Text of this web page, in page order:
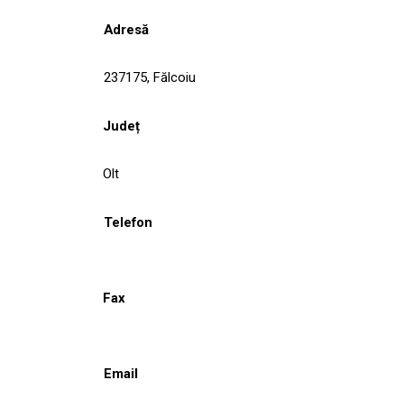
Adresă
237175, Fălcoiu
Județ
Olt
Telefon
Fax
Email